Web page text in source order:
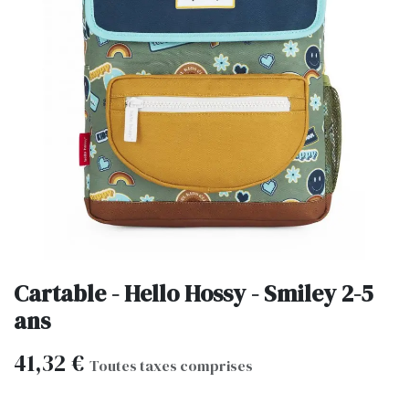
Cartable - Hello Hossy - Smiley 2-5
ans
41,32 € Toutes taxes comprises